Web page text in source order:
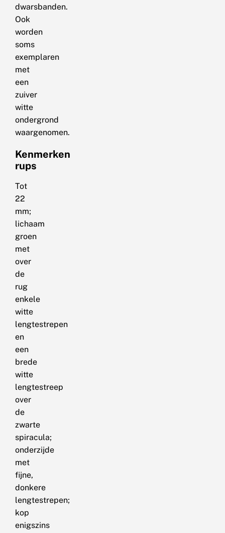
dwarsbanden.
Ook
worden
soms
exemplaren
met
een
zuiver
witte
ondergrond
waargenomen.
Kenmerken
rups
Tot
22
mm;
lichaam
groen
met
over
de
rug
enkele
witte
lengtestrepen
en
een
brede
witte
lengtestreep
over
de
zwarte
spiracula;
onderzijde
met
fijne,
donkere
lengtestrepen;
kop
enigszins